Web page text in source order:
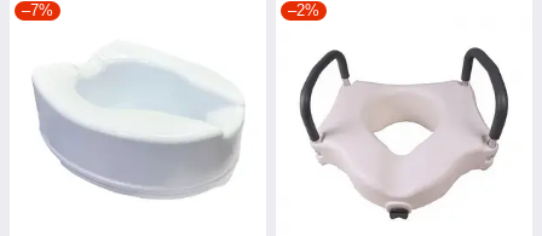
–7% –2%